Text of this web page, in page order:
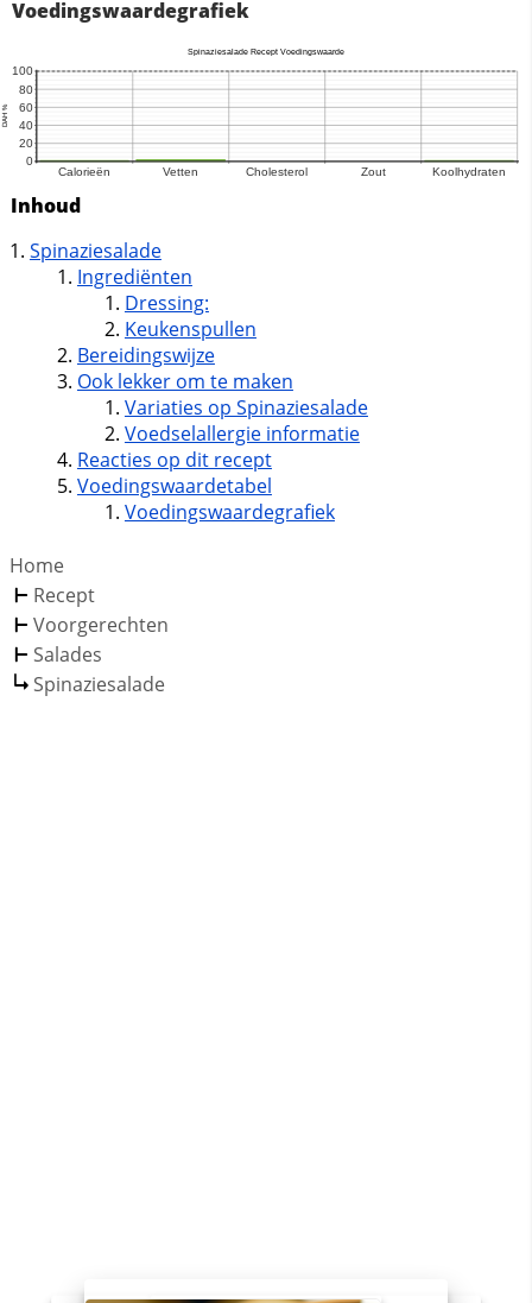
Voedingswaardegrafiek
Inhoud
Spinaziesalade
Ingrediënten
Dressing:
Keukenspullen
Bereidingswijze
Ook lekker om te maken
Variaties op Spinaziesalade
Voedselallergie informatie
Reacties op dit recept
Voedingswaardetabel
Voedingswaardegrafiek
Home
Recept
Voorgerechten
Salades
Spinaziesalade